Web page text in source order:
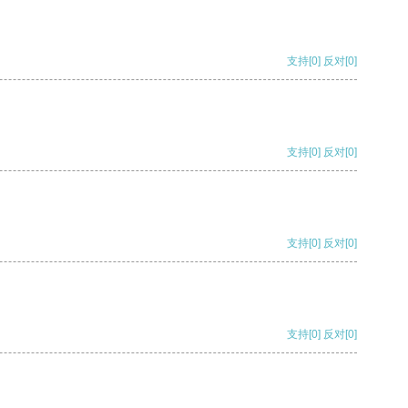
支持[0] 反对[0]
支持[0] 反对[0]
支持[0] 反对[0]
支持[0] 反对[0]